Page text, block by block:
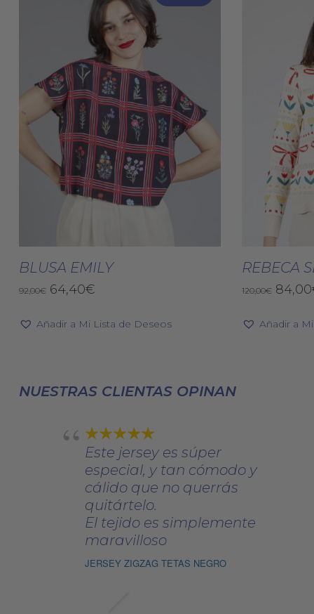
Seleccionar Opciones
producto
tiene
elegir
de
producto
BLUSA EMILY
92,00€ El
original
64,40€El
actual
Añadir a Mi Lista de Deseos
REBECA
120,00€ El
84,00
Añadir a
NUESTRAS CLIENTAS OPINAN
Este jersey es súper
especial, y tan cómodo y
cálido que no querrás
quitártelo.
El tejido es simplemente
maravilloso
JERSEY ZIGZAG TETAS NEGRO